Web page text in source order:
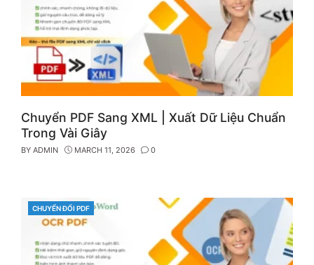
Chuyển PDF Sang XML | Xuất Dữ Liệu Chuẩn
Trong Vài Giây
BY ADMIN MARCH 11, 2026 0
CATEGORIES
CHUYỂN ĐỔI PDF